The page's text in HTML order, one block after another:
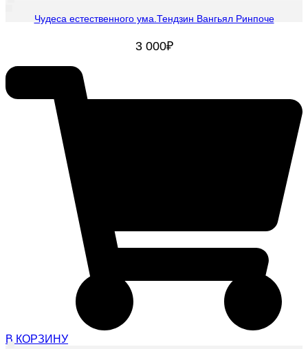
Чудеса естественного ума.Тендзин Вангьял Ринпоче
3 000₽
В КОРЗИНУ